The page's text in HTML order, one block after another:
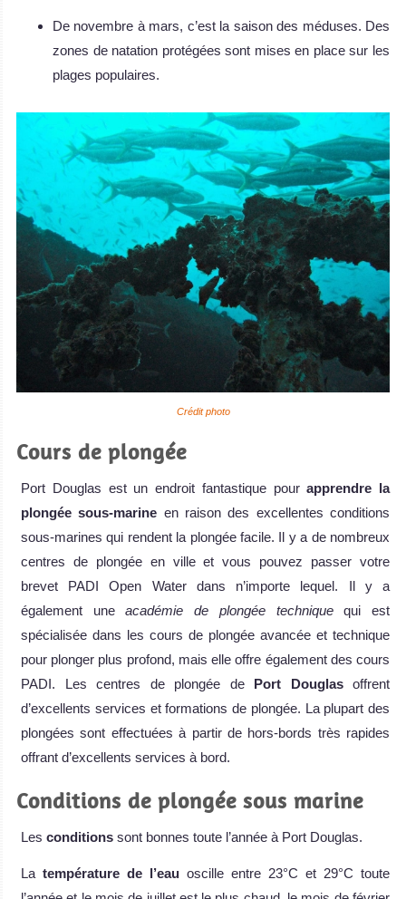
De novembre à mars, c’est la saison des méduses. Des
zones de natation protégées sont mises en place sur les
plages populaires.
Crédit photo
Cours de plongée
Port Douglas est un endroit fantastique pourapprendre la
plongée sous-marine en raison des excellentes conditions
sous-marines qui rendent la plongée facile. Il y a de nombreux
centres de plongée en ville et vous pouvez passer votre
brevet PADI Open Water dans n’importe lequel. Il y a
également uneacadémie de plongée techniquequi est
spécialisée dans les cours de plongée avancée et technique
pour plonger plus profond, mais elle offre également des cours
PADI. Les centres de plongée de Port Douglasoffrent
d’excellents services et formations de plongée. La plupart des
plongées sont effectuées à partir de hors-bords très rapides
offrant d’excellents services à bord.
Conditions de plongée sous marine
Les conditions sont bonnes toute l’année à Port Douglas.
La température de l’eau oscille entre 23°C et 29°C toute